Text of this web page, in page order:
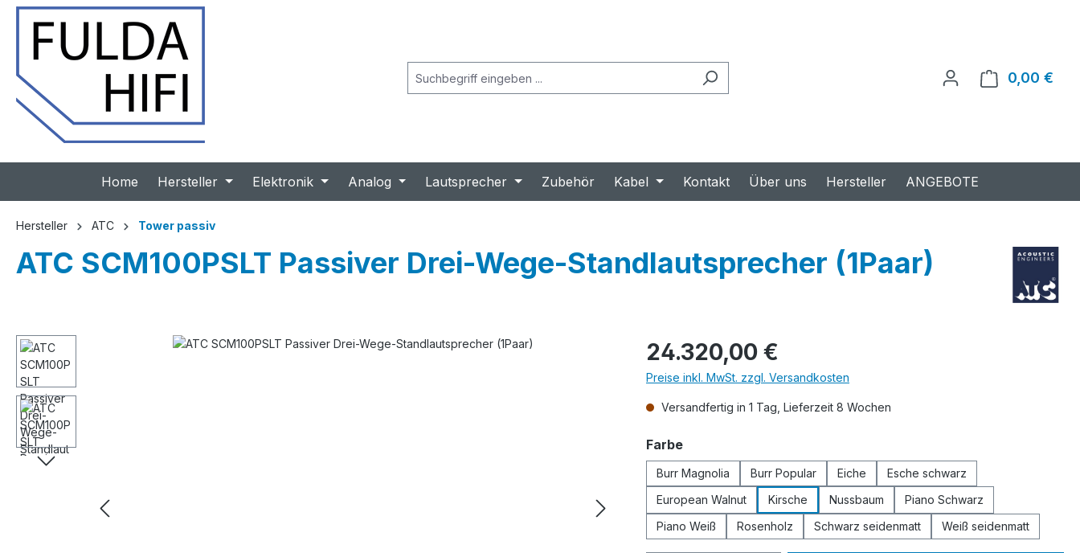
0,00 €
Home Hersteller Elektronik Analog Lautsprecher Zubehör Kabel Kontakt Über uns Hersteller ANGEBOTE
Hersteller ATC Tower passiv
ATC SCM100PSLT Passiver Drei-Wege-Standlautsprecher (1Paar)
Bildergalerie überspringen Regulärer Preis:
24.320,00 €
Preise inkl. MwSt. zzgl. Versandkosten
Versandfertig in 1 Tag, Lieferzeit 8 Wochen
Farbeauswählen
Burr Magnolia Burr Popular Eiche
Esche schwarz
European Walnut
Kirsche Nussbaum
Piano Schwarz
Piano Weiß
Rosenholz Schwarz seidenmatt Weiß seidenmatt